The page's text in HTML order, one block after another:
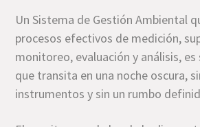
Un Sistema de Gestión Ambiental
procesos efectivos de medición,
monitoreo, evaluación y análisis,
que transita en una noche oscura,
instrumentos y sin un rumbo